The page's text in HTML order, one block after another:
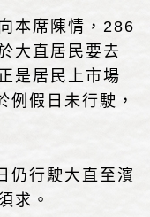
本席陳情，286
大直居民要去
是居民上市場
例假日未行駛，
仍行駛大直至濱
求。